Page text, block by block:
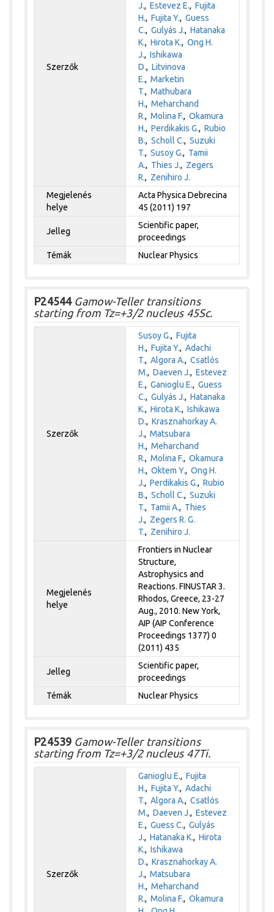
Szerzők
J.,Estevez E.,Fujita
H.,Fujita Y.,Guess
C.,Gulyás J.,Hatanaka
K.,Hirota K.,Ong H.
J.,Ishikawa
D.,Litvinova
E.,Marketin
T.,Mathubara
H.,Meharchand
R.,Molina F.,Okamura
H.,Perdikakis G.,Rubio
B.,Scholl C.,Suzuki
T.,Susoy G., Tamii
A., Thies J., Zegers
R., Zenihiro J.
Megjelenés
helye
Acta Physica Debrecina
45 (2011) 197
Jelleg
Scientific paper,
proceedings
Témák
Nuclear Physics
P24544Gamow-Teller transitions
starting from Tz=+3/2 nucleus 45Sc.
Szerzők
Susoy G.,Fujita
H.,Fujita Y.,Adachi
T.,Algora A.,Csatlós
M.,Daeven J.,Estevez
E.,Ganioglu E.,Guess
C.,Gulyás J.,Hatanaka
K.,Hirota K.,Ishikawa
D.,Krasznahorkay A.
J.,Matsubara
H.,Meharchand
R.,Molina F.,Okamura
H.,Oktem Y.,Ong H.
J.,Perdikakis G.,Rubio
B.,Scholl C.,Suzuki
T., Tamii A., Thies
J., Zegers R. G.
T., Zenihiro J.
Megjelenés
helye
Frontiers in Nuclear
Structure,
Astrophysics and
Reactions. FINUSTAR 3.
Rhodos, Greece, 23-27
Aug., 2010. New York,
AIP (AIP Conference
Proceedings 1377) 0
(2011) 435
Jelleg
Scientific paper,
proceedings
Témák
Nuclear Physics
P24539 Gamow-Teller transitions
starting from Tz=+3/2 nucleus 47Ti.
Szerzők
Ganioglu E.,Fujita
H.,Fujita Y.,Adachi
T.,Algora A.,Csatlós
M.,Daeven J.,Estevez
E.,Guess C.,Gulyás
J.,Hatanaka K.,Hirota
K.,Ishikawa
D.,Krasznahorkay A.
J.,Matsubara
H.,Meharchand
R.,Molina F.,Okamura